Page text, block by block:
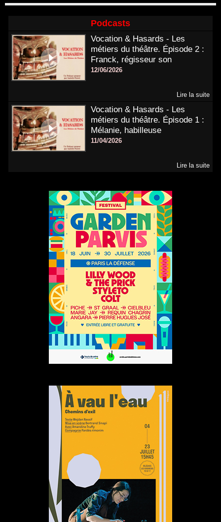
Podcasts
Vocation & Hasards - Les
métiers du théâtre. Épisode 2 :
Franck, régisseur son
12/06/2026
Lire la suite
Vocation & Hasards - Les
métiers du théâtre. Épisode 1 :
Mélanie, habilleuse
11/04/2026
Lire la suite